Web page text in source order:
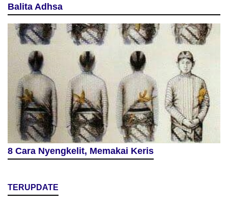
Balita Adhsa
8 Cara Nyengkelit, Memakai Keris
TERUPDATE